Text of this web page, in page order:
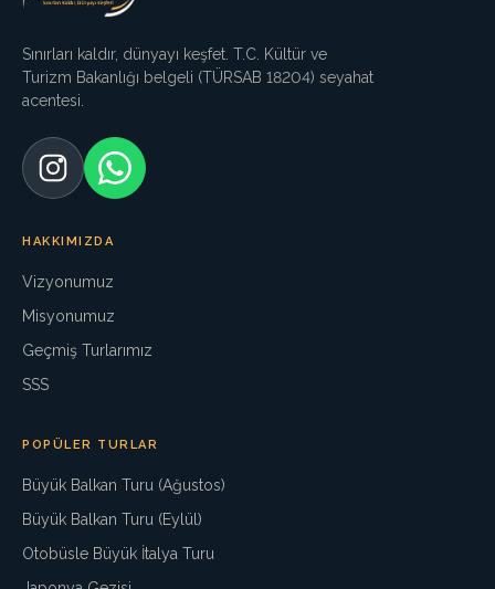
Sınırları kaldır, dünyayı keşfet. T.C. Kültür ve
Turizm Bakanlığı belgeli (TÜRSAB 18204) seyahat
acentesi.
HAKKIMIZDA
Vizyonumuz
Misyonumuz
Geçmiş Turlarımız
SSS
POPÜLER TURLAR
Büyük Balkan Turu (Ağustos)
Büyük Balkan Turu (Eylül)
Otobüsle Büyük İtalya Turu